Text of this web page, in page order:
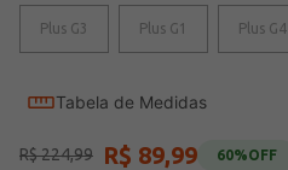
Plus G3 Plus G1 Plus G4
Tabela de Medidas
R$224,99 R$ 89,99 60%OFF